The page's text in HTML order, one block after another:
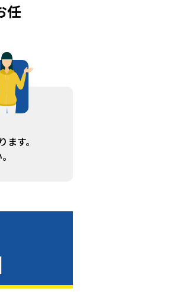
任
す。